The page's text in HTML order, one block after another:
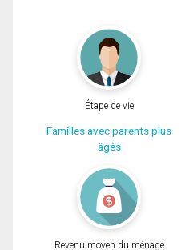
Étape de vie
Familles avec parents plus
âgés
Revenu moyen du ménage